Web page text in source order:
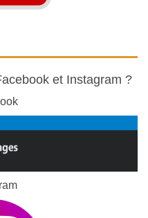
et Instagram ?